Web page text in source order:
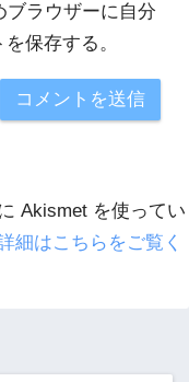
ブラウザーに自分
保存する。
Akismet を使ってい
細はこちらをご覧く